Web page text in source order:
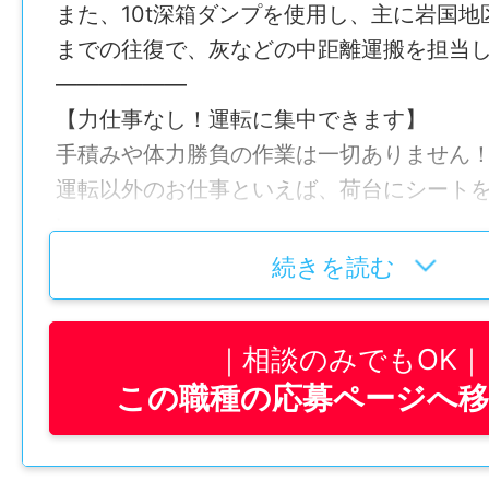
て退社！
——————
【この求人の魅力は…】
●毎日お家でお風呂とご飯！
長距離なしの日帰り運送です♪
●体力勝負じゃありません！
手積み作業ゼロで体に優しい♪
夕方からは家族と過ごす・趣味に没頭がで
※大型車両の運転経験が1年以上あればOK
験がなくても問題ありません。
また、10t深箱ダンプを使用し、主に岩国地
までの往復で、灰などの中距離運搬を担当
——————
【力仕事なし！運転に集中できます】
手積みや体力勝負の作業は一切ありません
運転以外のお仕事といえば、荷台にシート
い。
積み込み作業もボタン一つで簡単に操作で
ベルカーでの積み下ろし作業は取引先が担
す。
まさに、運転に集中できる環境が整ってい
——————
【1日の勤務例】
5:45～6:00 出勤・始業点呼・健康チェッ
続きを読む
相談のみでもOK
この職種の応募ページへ